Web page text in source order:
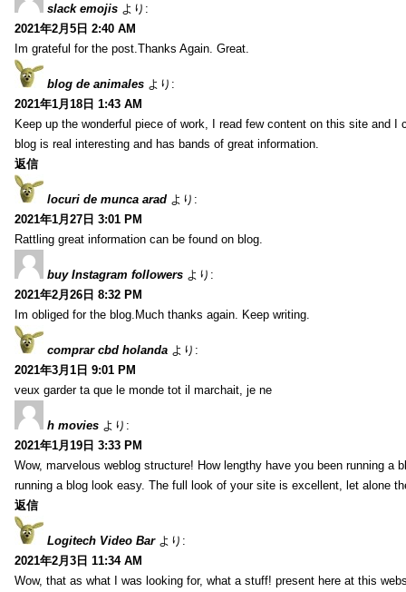
slack emojis より:
2021年2月5日 2:40 AM
Im grateful for the post.Thanks Again. Great.
blog de animales より:
2021年1月18日 1:43 AM
Keep up the wonderful piece of work, I read few content on this site and I
blog is real interesting and has bands of great information.
返信
locuri de munca arad より:
2021年1月27日 3:01 PM
Rattling great information can be found on blog.
buy Instagram followers より:
2021年2月26日 8:32 PM
Im obliged for the blog.Much thanks again. Keep writing.
comprar cbd holanda より:
2021年3月1日 9:01 PM
veux garder ta que le monde tot il marchait, je ne
h movies より:
2021年1月19日 3:33 PM
Wow, marvelous weblog structure! How lengthy have you been running a
running a blog look easy. The full look of your site is excellent, let alone
返信
Logitech Video Bar より:
2021年2月3日 11:34 AM
Wow, that as what I was looking for, what a stuff! present here at this